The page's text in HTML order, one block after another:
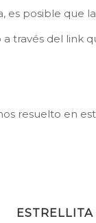
es posible
través del
resuelto en
ESTRELLITA